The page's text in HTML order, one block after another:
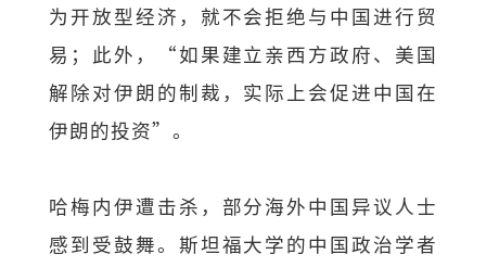
为开放型经济，就不会拒绝与中国进行贸
易；此外，“如果建立亲西方政府、美国
解除对伊朗的制裁，实际上会促进中国在
伊朗的投资”。
哈梅内伊遭击杀，部分海外中国异议人士
感到受鼓舞。斯坦福大学的中国政治学者